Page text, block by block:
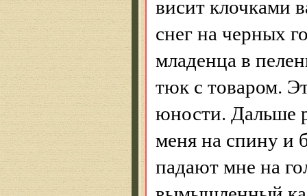
висит клочками
снег на черных
младенца в
тюк с товаром.
юности. Дальше
меня на спину и
падают мне на